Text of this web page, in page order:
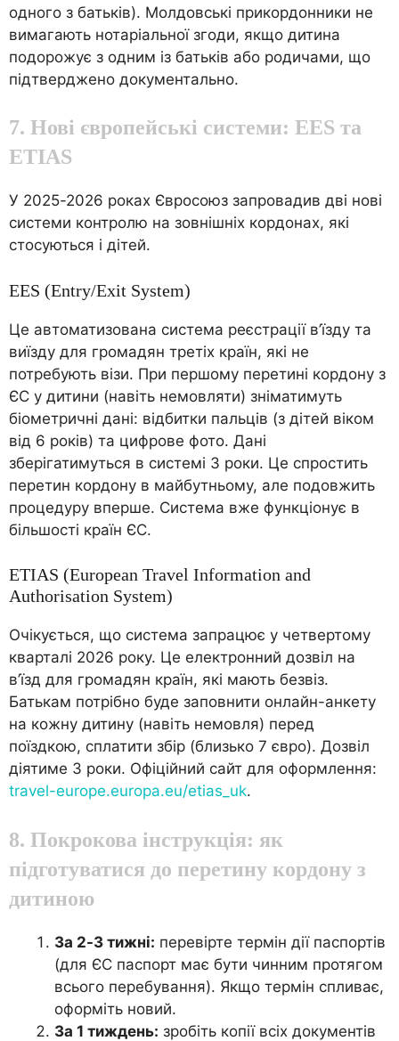
одного з батьків). Молдовські прикордонники не
вимагають нотаріальної згоди, якщо дитина
подорожує з одним із батьків або родичами, що
підтверджено документально.
7. Нові європейські системи: EES та
ETIAS
У 2025-2026 роках Євросоюз запровадив дві нові
системи контролю на зовнішніх кордонах, які
стосуються і дітей.
EES (Entry/Exit System)
Це автоматизована система реєстрації в’їзду та
виїзду для громадян третіх країн, які не
потребують візи. При першому перетині кордону з
ЄС у дитини (навіть немовляти) зніматимуть
біометричні дані: відбитки пальців (з дітей віком
від 6 років) та цифрове фото. Дані
зберігатимуться в системі 3 роки. Це спростить
перетин кордону в майбутньому, але подовжить
процедуру вперше. Система вже функціонує в
більшості країн ЄС.
ETIAS (European Travel Information and
Authorisation System)
Очікується, що система запрацює у четвертому
кварталі 2026 року. Це електронний дозвіл на
в’їзд для громадян країн, які мають безвіз.
Батькам потрібно буде заповнити онлайн-анкету
на кожну дитину (навіть немовля) перед
поїздкою, сплатити збір (близько 7 євро). Дозвіл
діятиме 3 роки. Офіційний сайт для оформлення:
travel-europe.europa.eu/etias_uk.
8. Покрокова інструкція: як
підготуватися до перетину кордону з
дитиною
За 2-3 тижні: перевірте термін дії паспортів
(для ЄС паспорт має бути чинним протягом
всього перебування). Якщо термін спливає,
оформіть новий.
За 1 тиждень: зробіть копії всіх документів